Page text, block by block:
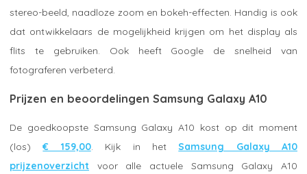
stereo-beeld, naadloze zoom en bokeh-effecten. Handig is ook
dat ontwikkelaars de mogelijkheid krijgen om het display als
flits te gebruiken. Ook heeft Google de snelheid van
fotograferen verbeterd.
Prijzen en beoordelingen Samsung Galaxy A10
De goedkoopste Samsung Galaxy A10 kost op dit moment
(los)€ 159,00. Kijk in hetSamsung Galaxy A10
prijzenoverzicht voor alle actuele Samsung Galaxy A10